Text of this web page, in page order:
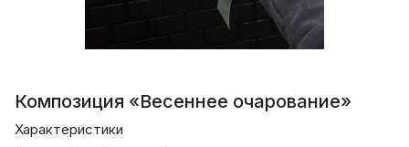
Композиция «Весеннее очарование»
Характеристики